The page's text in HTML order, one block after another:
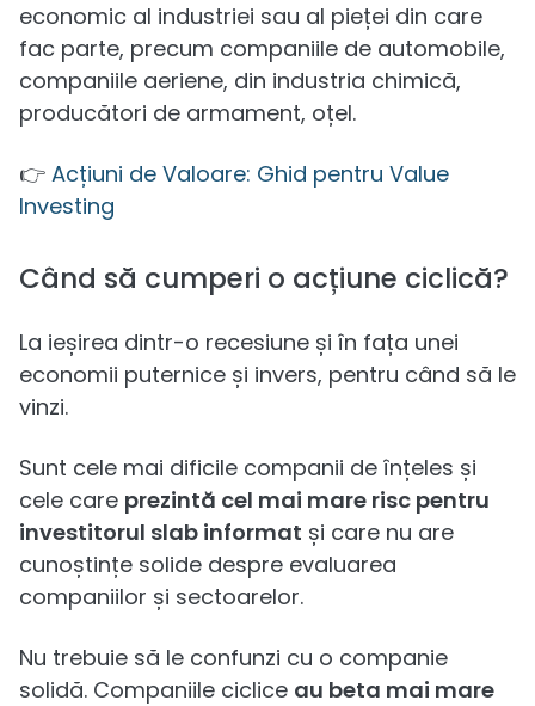
economic al industriei sau al pieței din care
fac parte, precum companiile de automobile,
companiile aeriene, din industria chimică,
producători de armament, oțel.
👉 Acțiuni de Valoare: Ghid pentru Value
Investing
Când să cumperi o acțiune ciclică?
La ieșirea dintr-o recesiune și în fața unei
economii puternice și invers, pentru când să le
vinzi.
Sunt cele mai dificile companii de înțeles și
cele care prezintă cel mai mare risc pentru
investitorul slab informat și care nu are
cunoștințe solide despre evaluarea
companiilor și sectoarelor.
Nu trebuie să le confunzi cu o companie
solidă. Companiile ciclice au beta mai mare